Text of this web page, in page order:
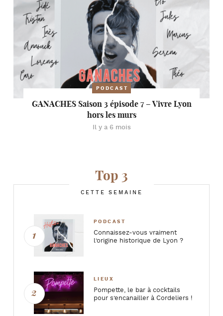
PODCAST
GANACHES Saison 3 épisode 7 – Vivre Lyon
hors les murs
Il y a 6 mois
Top 3
CETTE SEMAINE
PODCAST
Connaissez-vous vraiment
l’origine historique de Lyon ?
LIEUX
Pompette, le bar à cocktails
pour s’encanailler à Cordeliers !